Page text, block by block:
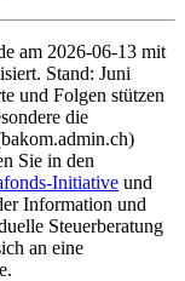
am 2026-06-13 mit
Stand: Juni
und Folgen stützen
die
Sie in den
Initiative und
Information und
Steuerberatung
an eine